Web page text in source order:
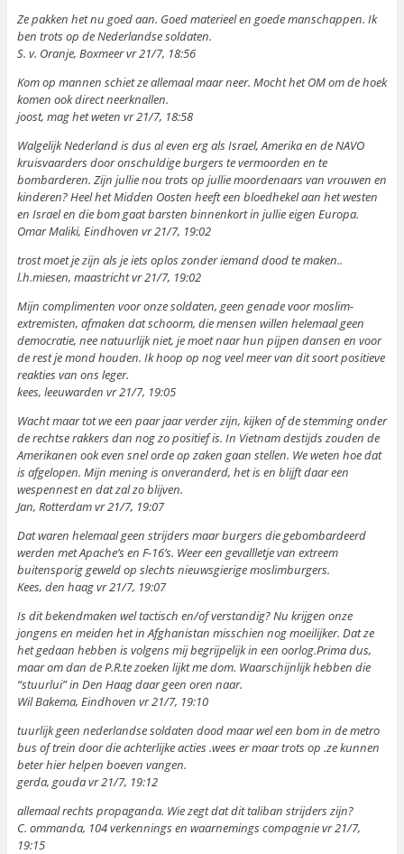
Ze pakken het nu goed aan. Goed materieel en goede manschappen. Ik
ben trots op de Nederlandse soldaten.
S. v. Oranje, Boxmeer vr 21/7, 18:56
Kom op mannen schiet ze allemaal maar neer. Mocht het OM om de hoek
komen ook direct neerknallen.
joost, mag het weten vr 21/7, 18:58
Walgelijk Nederland is dus al even erg als Israel, Amerika en de NAVO
kruisvaarders door onschuldige burgers te vermoorden en te
bombarderen. Zijn jullie nou trots op jullie moordenaars van vrouwen en
kinderen? Heel het Midden Oosten heeft een bloedhekel aan het westen
en Israel en die bom gaat barsten binnenkort in jullie eigen Europa.
Omar Maliki, Eindhoven vr 21/7, 19:02
trost moet je zijn als je iets oplos zonder iemand dood te maken..
l.h.miesen, maastricht vr 21/7, 19:02
Mijn complimenten voor onze soldaten, geen genade voor moslim-
extremisten, afmaken dat schoorm, die mensen willen helemaal geen
democratie, nee natuurlijk niet, je moet naar hun pijpen dansen en voor
de rest je mond houden. Ik hoop op nog veel meer van dit soort positieve
reakties van ons leger.
kees, leeuwarden vr 21/7, 19:05
Wacht maar tot we een paar jaar verder zijn, kijken of de stemming onder
de rechtse rakkers dan nog zo positief is. In Vietnam destijds zouden de
Amerikanen ook even snel orde op zaken gaan stellen. We weten hoe dat
is afgelopen. Mijn mening is onveranderd, het is en blijft daar een
wespennest en dat zal zo blijven.
Jan, Rotterdam vr 21/7, 19:07
Dat waren helemaal geen strijders maar burgers die gebombardeerd
werden met Apache’s en F-16’s. Weer een gevallletje van extreem
buitensporig geweld op slechts nieuwsgierige moslimburgers.
Kees, den haag vr 21/7, 19:07
Is dit bekendmaken wel tactisch en/of verstandig? Nu krijgen onze
jongens en meiden het in Afghanistan misschien nog moeilijker. Dat ze
het gedaan hebben is volgens mij begrijpelijk in een oorlog.Prima dus,
maar om dan de P.R.te zoeken lijkt me dom. Waarschijnlijk hebben die
“stuurlui” in Den Haag daar geen oren naar.
Wil Bakema, Eindhoven vr 21/7, 19:10
tuurlijk geen nederlandse soldaten dood maar wel een bom in de metro
bus of trein door die achterlijke acties .wees er maar trots op .ze kunnen
beter hier helpen boeven vangen.
gerda, gouda vr 21/7, 19:12
allemaal rechts propaganda. Wie zegt dat dit taliban strijders zijn?
C. ommanda, 104 verkennings en waarnemings compagnie vr 21/7,
19:15